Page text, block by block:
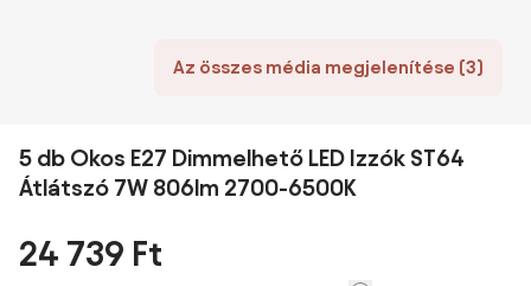
Az összes média megjelenítése (3)
5 db Okos E27 Dimmelhető LED Izzók ST64
Átlátszó 7W 806lm 2700-6500K
24 739 Ft